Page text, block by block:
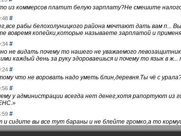
из коммерсов платит белую зарплату?Не смешите
#
рабы белохолуницкого района мечтают дать вам п...
вовремя копейки,которые называете зарплатой и
#
не видать почему то нашего не уважаемого
каждый день за руку здороваешься и почему то язык в ж...
#
что не воровать надо уметь блин,деревня.Ты чё с
#
у администрации всегда нет денег,хотя рапортуют из
»
#
и сидите вы все тут бараны и не блейте громко,а то